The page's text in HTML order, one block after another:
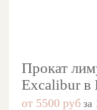
Прокат
Excalibur в
от 5500 руб за